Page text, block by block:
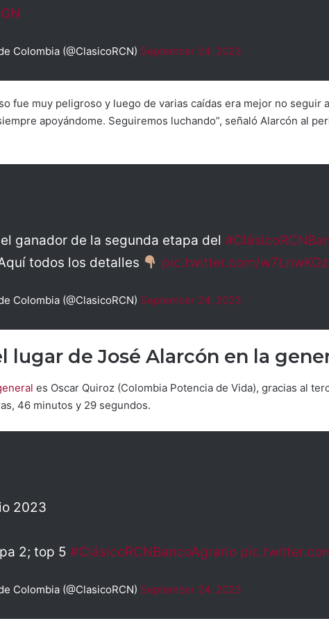
Colombia (@ClasicoRCN) September 24, 2023
fue muy peligroso y luego de varias caídas era mejor no seguir
apoyándome. Seguiremos luchando”, señaló Alarcón al
ganador de la segunda etapa del
todos los detalles
pic.twitter.com/
Colombia (@ClasicoRCN) September 24, 2023
lugar de José Alarcón en la
es Oscar Quiroz (Colombia Potencia de Vida), gracias al
46 minutos y 29 segundos.
2023
2; top 5 #ClásicoRCNBancoAgrario
Colombia (@ClasicoRCN) September 24, 2023